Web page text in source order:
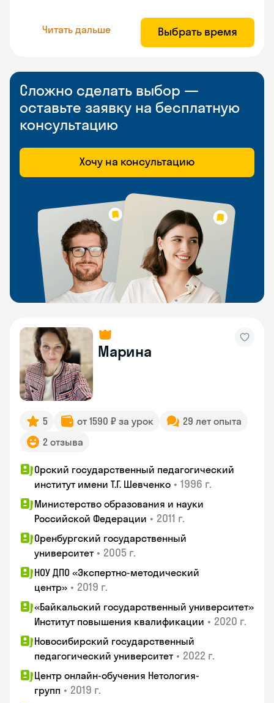
Читать дальше Выбрать время
Сложно сделать выбор —
оставьте заявку на бесплатную
консультацию
Хочу на консультацию
Марина
5 от 1590 ₽ за урок
29 лет опыта
2 отзыва
Орский государственный педагогический
институт имени Т.Г. Шевченко • 1996 г.
Министерство образования и науки
Российской Федерации • 2011 г.
Оренбургский государственный
университет • 2005 г.
НОУ ДПО «Экспертно-методический
центр» • 2019 г.
«Байкальский государственный университет»
Институт повышения квалификации • 2020 г.
Новосибирский государственный
педагогический университет • 2022 г.
Центр онлайн-обучения Нетология-
групп • 2019 г.